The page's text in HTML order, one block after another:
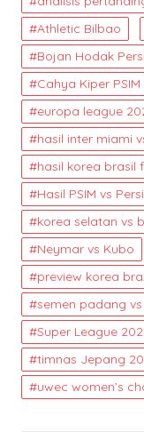
Athletic Bilbao
Bojan Hodak
Cahya Kiper PSIM
europa league
hasil inter miami
hasil korea brasil
Hasil PSIM vs
korea selatan vs
Neymar vs Kubo
preview korea
semen padang
Super League
timnas Jepang
uwec women’s